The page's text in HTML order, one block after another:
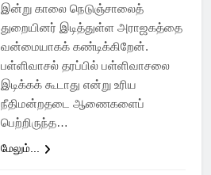
இன்று காலை நெடுஞ்சாலைத்
துறையினர் இடித்துள்ள அராஜகத்தை
வன்மையாகக் கண்டிக்கிறேன்.
பள்ளிவாசல் தரப்பில் பள்ளிவாசலை
இடிக்கக் கூடாது என்று உரிய
நீதிமன்றதடை ஆணைகளைப்
பெற்றிருந்த…
மேலும்...